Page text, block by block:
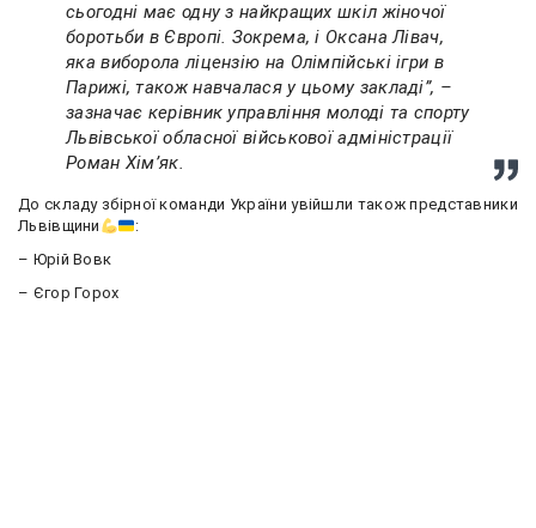
сьогодні має одну з найкращих шкіл жіночої
боротьби в Європі. Зокрема, і Оксана Лівач,
яка виборола ліцензію на Олімпійські ігри в
Парижі, також навчалася у цьому закладі”, –
зазначає керівник управління молоді та спорту
Львівської обласної військової адміністрації
Роман Хім’як.
До складу збірної команди України увійшли також представники
Львівщини
:
– Юрій Вовк
– Єгор Горох